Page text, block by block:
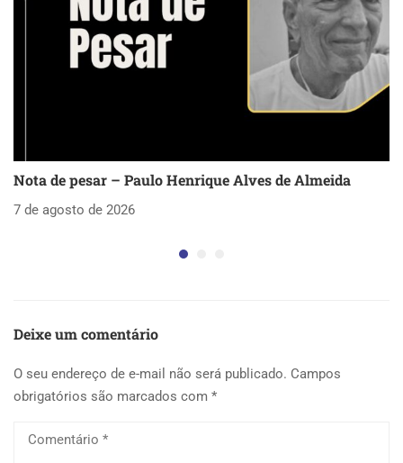
Nota de pesar – Paulo Henrique Alves de Almeida
7 de agosto de 2026
Deixe um comentário
O seu endereço de e-mail não será publicado. Campos
obrigatórios são marcados com *